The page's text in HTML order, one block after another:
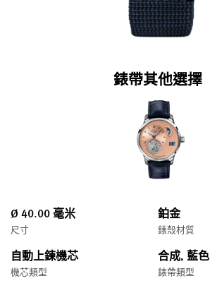
錶帶其他選擇
Ø 40.00 毫米
尺寸
鉑金
錶殼材質
自動上鍊機芯
機芯類型
合成, 藍色
錶帶類型